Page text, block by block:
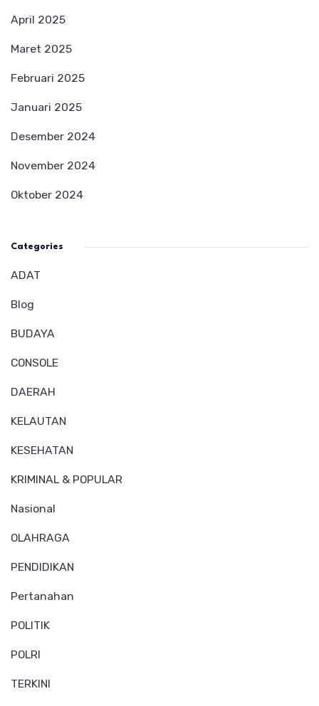
April 2025
Maret 2025
Februari 2025
Januari 2025
Desember 2024
November 2024
Oktober 2024
Categories
ADAT
Blog
BUDAYA
CONSOLE
DAERAH
KELAUTAN
KESEHATAN
KRIMINAL & POPULAR
Nasional
OLAHRAGA
PENDIDIKAN
Pertanahan
POLITIK
POLRI
TERKINI